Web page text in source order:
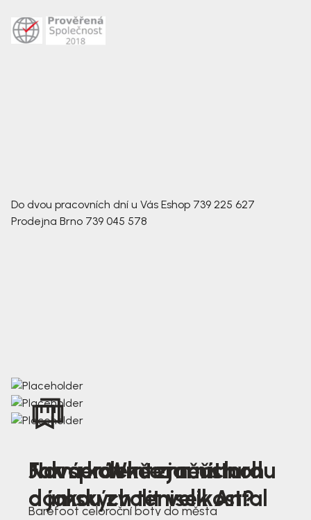
Do dvou pracovních dní u Vás Eshop 739 225 627
Prodejna Brno 739 045 578
Nová kolekce jarních
dámských tenisek Antal
Jak správně změřit nohu
a jakou zvolit velikost?
Farmer Winter mustard
Barefoot celoroční boty do města